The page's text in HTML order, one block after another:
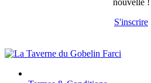
nouvelle !
S'inscrire